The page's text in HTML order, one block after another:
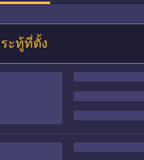
ะทู้ที่ตั้ง